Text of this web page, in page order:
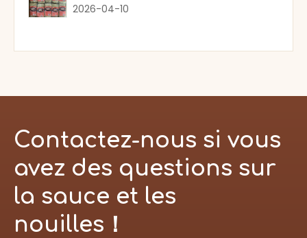
2026-04-10
Contactez-nous si vous
avez des questions sur
la sauce et les
nouilles！